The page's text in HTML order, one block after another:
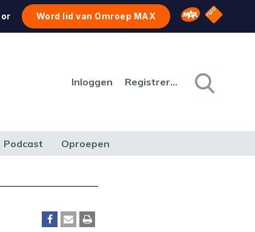
Word lid van Omroep MAX Omroep MAX
NPO
Inloggen Registreren
Podcast Oproepen